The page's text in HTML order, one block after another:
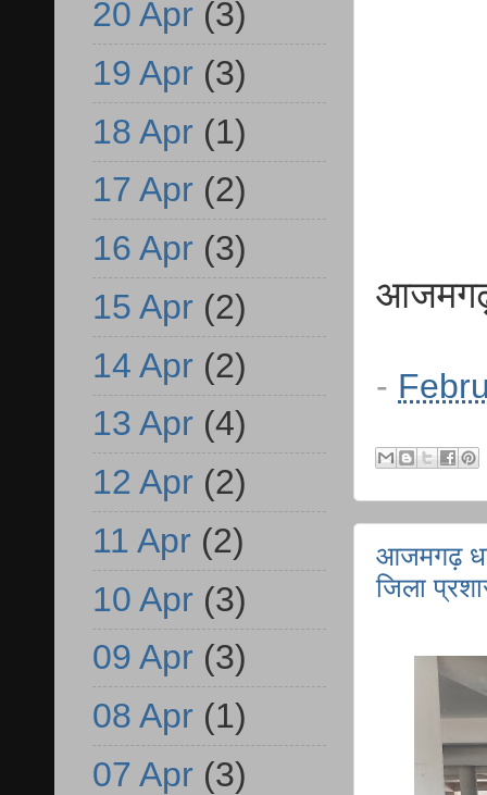
आजमगढ़
-
आजमगढ़
जिला
20 Apr (3)
19 Apr (3)
18 Apr (1)
17 Apr (2)
16 Apr (3)
15 Apr (2)
14 Apr (2)
13 Apr (4)
12 Apr (2)
11 Apr (2)
10 Apr (3)
09 Apr (3)
08 Apr (1)
07 Apr (3)